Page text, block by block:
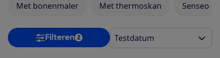
Met bonenmaler Met thermoskan Senseo
Filteren 2